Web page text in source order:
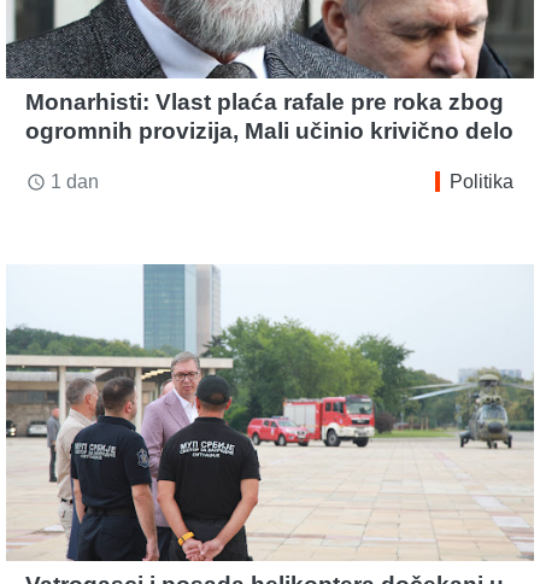
Monarhisti: Vlast plaća rafale pre roka zbog
ogromnih provizija, Mali učinio krivično delo
access_time 1 dan Politika